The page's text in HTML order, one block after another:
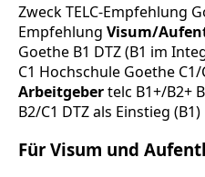
Zweck TELC-Empfehlung
Empfehlung Visum/
Goethe B1 DTZ (B1 im
C1 Hochschule Goethe
Arbeitgebertelc B1+/B2+
B2/C1 DTZ als Einstieg (B1)
Für Visum und